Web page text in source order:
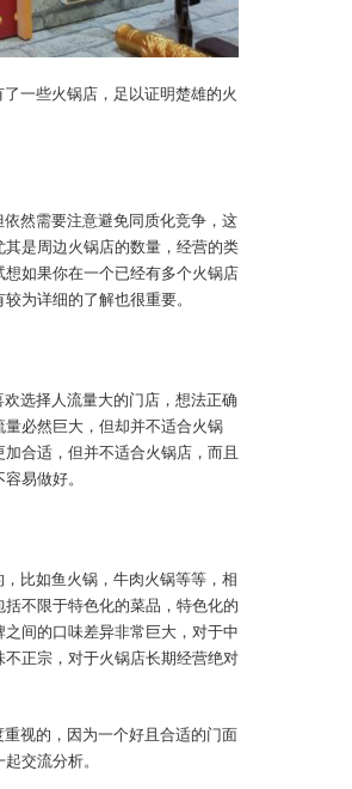
一些火锅店，足以证明楚雄的火
然需要注意避免同质化竞争，这
是周边火锅店的数量，经营的类
如果你在一个已经有多个火锅店
较为详细的了解也很重要。
选择人流量大的门店，想法正确
必然巨大，但却并不适合火锅
合适，但并不适合火锅店，而且
易做好。
比如鱼火锅，牛肉火锅等等，相
不限于特色化的菜品，特色化的
间的口味差异非常巨大，对于中
不正宗，对于火锅店长期经营绝对
视的，因为一个好且合适的门面
交流分析。